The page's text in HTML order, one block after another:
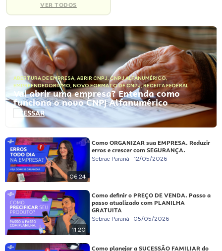
VER TODOS
ABERTURA DE EMPRESA, ABRIR CNPJ,CNPJ ALFANUMÉRICO,
EMPREENDEDORISMO, NOVO FORMATO DE CNPJ,RECEITA FEDERAL
Vai abrir uma empresa? Entenda como
funciona o novo CNPJ Alfanumérico
ACESSAR
06:24
Como ORGANIZAR sua EMPRESA. Reduzir
erros e crescer com SEGURANÇA.
Sebrae Paraná 12/05/2026
11:20
Como definir o PREÇO DE VENDA. Passo a
passo atualizado com PLANILHA
GRATUITA
Sebrae Paraná 05/05/2026
Como planejar a SUCESSÃO FAMILIAR do